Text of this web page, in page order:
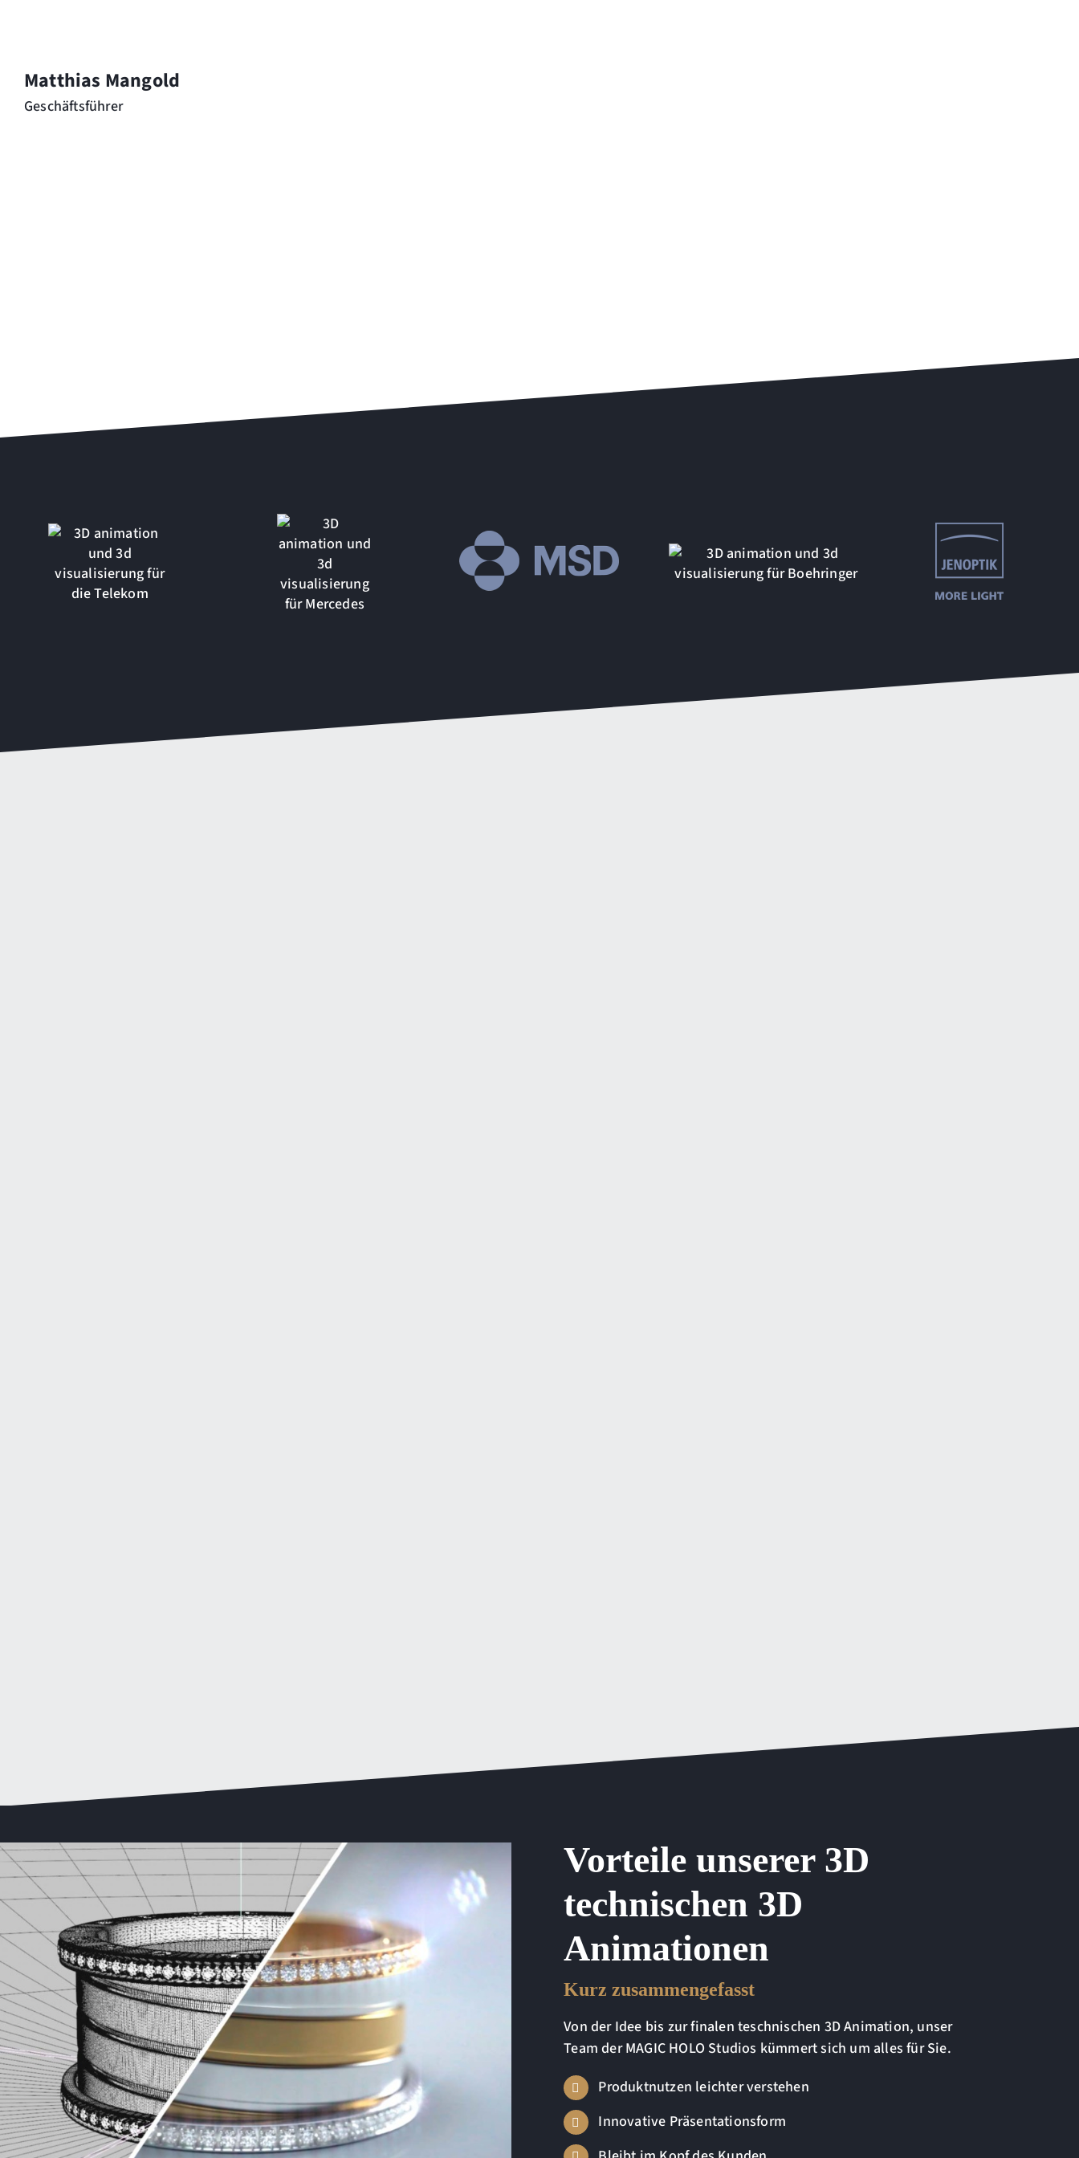
Matthias Mangold
Geschäftsführer
Vorteile unserer 3D
technischen 3D
Animationen
Kurz zusammengefasst
Von der Idee bis zur finalen teschnischen 3D Animation, unser
Team der MAGIC HOLO Studios kümmert sich um alles für Sie.
Produktnutzen leichter verstehen
Innovative Präsentationsform